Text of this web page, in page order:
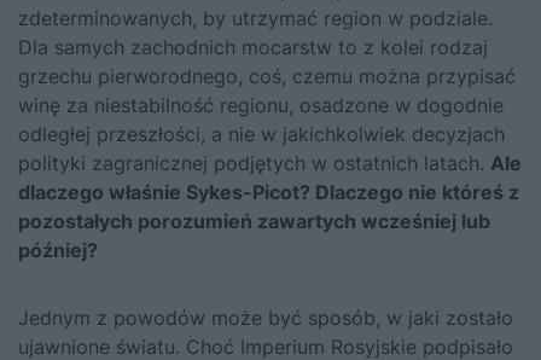
zdeterminowanych, by utrzymać region w podziale.
Dla samych zachodnich mocarstw to z ko­lei rodzaj
grzechu pierworodnego, coś, czemu można przypisać
winę za niestabilność regionu, osadzone w dogodnie
odległej przeszłości, a nie w jakichkolwiek decyzjach
polityki zagranicznej podjętych w ostatnich latach. Ale
dlaczego właśnie Sykes-Picot? Dlaczego nie któreś z
pozo­stałych porozumień zawartych wcześniej lub
później?
Jednym z powodów może być sposób, w jaki zostało
ujawnione świa­tu. Choć Imperium Rosyjskie podpisało